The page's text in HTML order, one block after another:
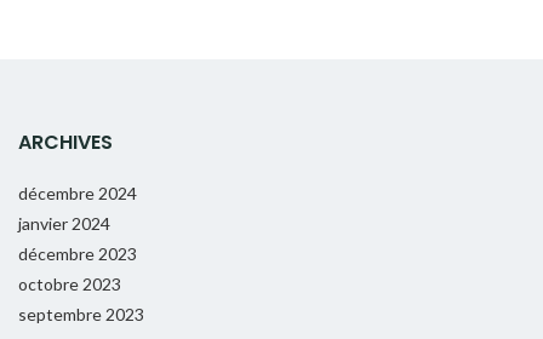
ARCHIVES
décembre 2024
janvier 2024
décembre 2023
octobre 2023
septembre 2023